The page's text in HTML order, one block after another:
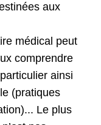
aux
médical peut
comprendre
ainsi
(pratiques
Le plus